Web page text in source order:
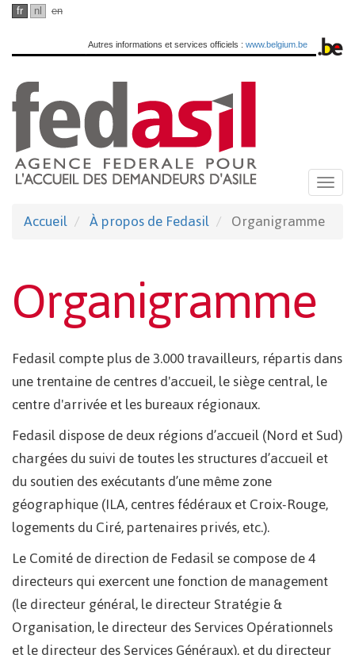
Passer
contenu
principal
fr nl en
Autres informations et services officiels : www.belgium.be
Accueil À propos de Fedasil Organigramme
Organigramme
Fedasil compte plus de 3.000 travailleurs, répartis dans
une trentaine de centres d'accueil, le siège central, le
centre d'arrivée et les bureaux régionaux.
Fedasil dispose de deux régions d’accueil (Nord et Sud)
chargées du suivi de toutes les structures d’accueil et
du soutien des exécutants d’une même zone
géographique (ILA, centres fédéraux et Croix-Rouge,
logements du Ciré, partenaires privés, etc.).
Le Comité de direction de Fedasil se compose de 4
directeurs qui exercent une fonction de management
(le directeur général, le directeur Stratégie &
Organisation, le directeur des Services Opérationnels